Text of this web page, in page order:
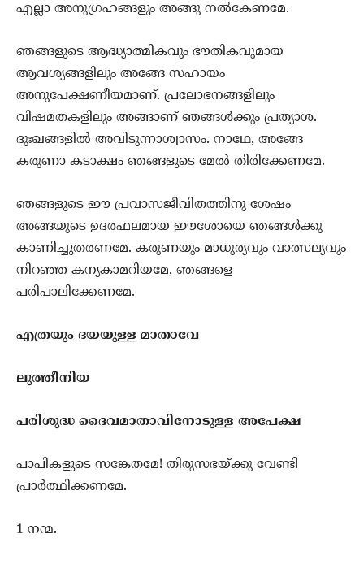
എല്ലാ അനുഗ്രഹങ്ങളും അങ്ങു നല്‍കേണമേ.
ഞങ്ങളുടെ ആദ്ധ്യാത്മികവും ഭൗതികവുമായ
ആവശ്യങ്ങളിലും അങ്ങേ സഹായം
അനുപേക്ഷണീയമാണ്. പ്രലോഭനങ്ങളിലും
വിഷമതകളിലും അങ്ങാണ് ഞങ്ങള്‍ക്കും പ്രത്യാശ.
ദുഃഖങ്ങളില്‍ അവിടുന്നാശ്വാസം. നാഥേ, അങ്ങേ
കരുണാ കടാക്ഷം ഞങ്ങളുടെ മേല്‍ തിരിക്കേണമേ.
ഞങ്ങളുടെ ഈ പ്രവാസജീവിതത്തിനു ശേഷം
അങ്ങയുടെ ഉദരഫലമായ ഈശോയെ ഞങ്ങള്‍ക്കു
കാണിച്ചുതരണമേ. കരുണയും മാധുര്യവും വാത്സല്യവും
നിറഞ്ഞ കന്യകാമറിയമേ, ഞങ്ങളെ
പരിപാലിക്കേണമേ.
എത്രയും ദയയുള്ള മാതാവേ
ലുത്തീനിയ
പരിശുദ്ധ ദൈവമാതാവിനോടുള്ള അപേക്ഷ
പാപികളുടെ സങ്കേതമേ! തിരുസഭയ്ക്കു വേണ്ടി
പ്രാര്‍ത്ഥിക്കണമേ.
1 നന്മ.